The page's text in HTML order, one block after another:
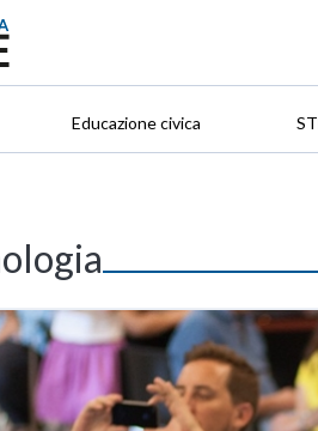
Educazione civica